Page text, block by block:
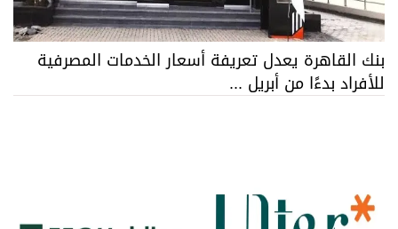
بنك القاهرة يعدل تعريفة أسعار الخدمات المصرفية
للأفراد بدءًا من أبريل ...